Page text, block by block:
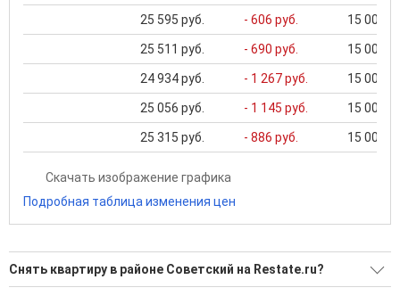
25 595 руб. - 606 руб. 15 000
25 511 руб. - 690 руб. 15 000
24 934 руб. - 1 267 руб. 15 000
25 056 руб. - 1 145 руб. 15 000
25 315 руб. - 886 руб. 15 000
Скачать изображение графика
Подробная таблица изменения цен
Снять квартиру в районе Советский на Restate.ru?